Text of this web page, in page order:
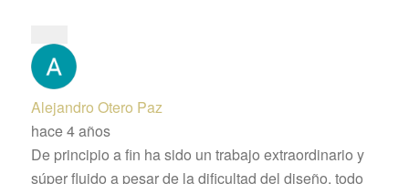
Alejandro Otero Paz
hace 4 años
De principio a fin ha sido un trabajo extraordinario y
súper fluido a pesar de la dificultad del diseño, todo